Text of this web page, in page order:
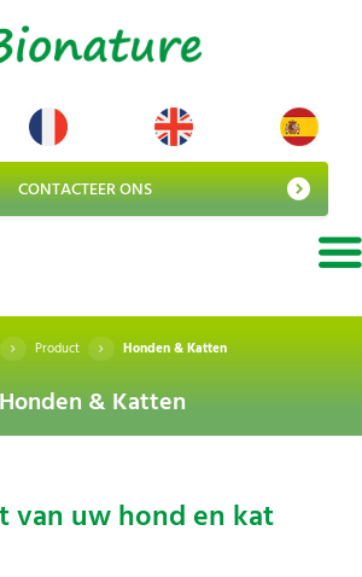
CONTACTEER ONS
Product Honden & Katten
& Katten
van uw hond en kat